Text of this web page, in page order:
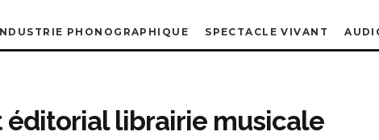
PHONOGRAPHIQUE SPECTACLE VIVANT
éditorial librairie musicale